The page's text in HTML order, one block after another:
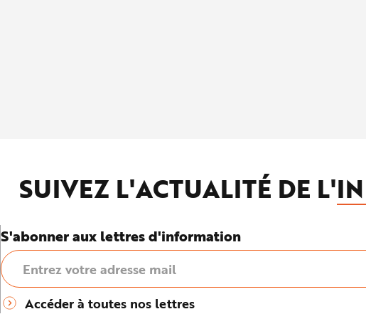
SUIVEZ L'ACTUALITÉ DE L'
S'abonner aux lettres d'information
Accéder à toutes nos lettres